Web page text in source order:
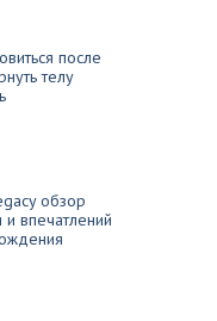
после
телу
обзор
впечатлений